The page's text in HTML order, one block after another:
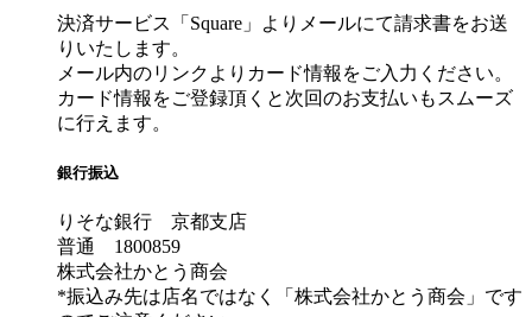
決済サービス「Square」よりメールにて請求書をお送
りいたします。
メール内のリンクよりカード情報をご入力ください。
カード情報をご登録頂くと次回のお支払いもスムーズ
に行えます。
銀行振込
りそな銀行 京都支店
普通 1800859
株式会社かとう商会
*振込み先は店名ではなく「株式会社かとう商会」です